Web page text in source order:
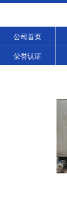
公司首页
荣誉认证